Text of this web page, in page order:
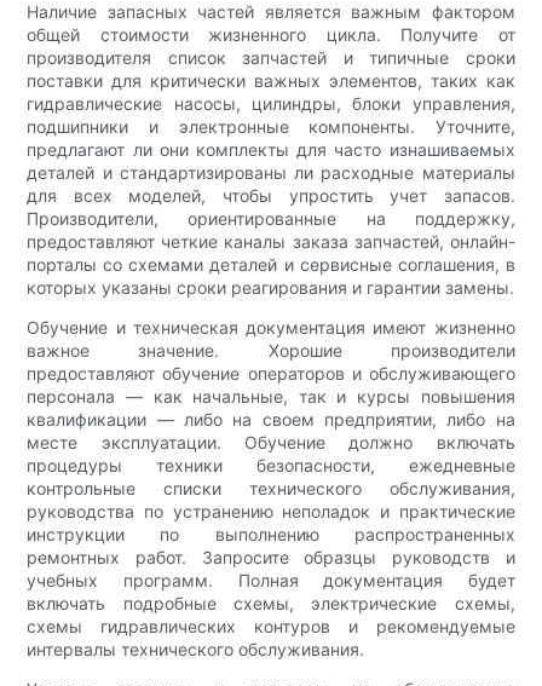
Наличие запасных частей является важным фактором
общей стоимости жизненного цикла. Получите от
производителя список запчастей и типичные сроки
поставки для критически важных элементов, таких как
гидравлические насосы, цилиндры, блоки управления,
подшипники и электронные компоненты. Уточните,
предлагают ли они комплекты для часто изнашиваемых
деталей и стандартизированы ли расходные материалы
для всех моделей, чтобы упростить учет запасов.
Производители, ориентированные на поддержку,
предоставляют четкие каналы заказа запчастей, онлайн-
порталы со схемами деталей и сервисные соглашения, в
которых указаны сроки реагирования и гарантии замены.
Обучение и техническая документация имеют жизненно
важное значение. Хорошие производители
предоставляют обучение операторов и обслуживающего
персонала — как начальные, так и курсы повышения
квалификации — либо на своем предприятии, либо на
месте эксплуатации. Обучение должно включать
процедуры техники безопасности, ежедневные
контрольные списки технического обслуживания,
руководства по устранению неполадок и практические
инструкции по выполнению распространенных
ремонтных работ. Запросите образцы руководств и
учебных программ. Полная документация будет
включать подробные схемы, электрические схемы,
схемы гидравлических контуров и рекомендуемые
интервалы технического обслуживания.